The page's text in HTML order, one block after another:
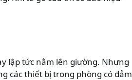
lập tức nằm lên giường. Nhưng
các thiết bị trong phòng có đảm